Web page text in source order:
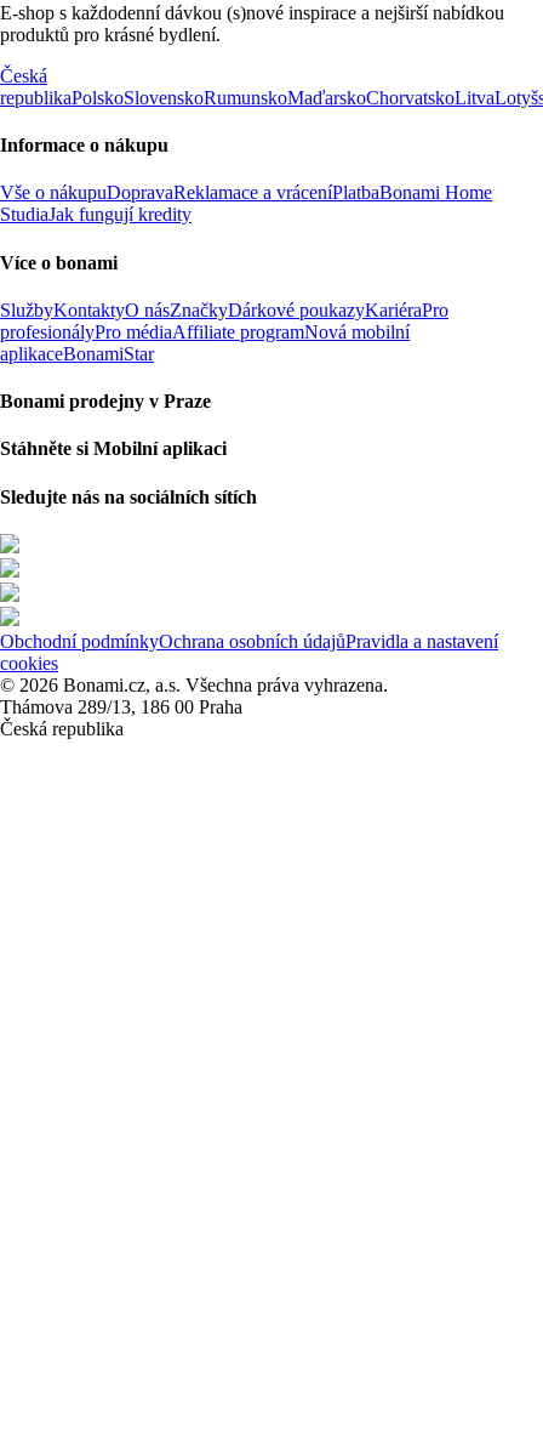
E-shop s každodenní dávkou (s)nové inspirace a nejširší nabídkou
produktů pro krásné bydlení.
Česká
republikaPolskoSlovenskoRumunskoMaďarskoChorvatskoLitva
Informace o nákupu
Vše o nákupuDopravaReklamace a vráceníPlatbaBonami Home
StudiaJak fungují kredity
Více o bonami
SlužbyKontaktyO násZnačkyDárkové poukazyKariéraPro
profesionályPro médiaAffiliate programNová mobilní
aplikaceBonamiStar
Bonami prodejny v Praze
Stáhněte si Mobilní aplikaci
Sledujte nás na sociálních sítích
Obchodní podmínkyOchrana osobních údajůPravidla a nastavení
cookies
© 2026 Bonami.cz, a.s. Všechna práva vyhrazena.
Thámova 289/13, 186 00 Praha
Česká republika